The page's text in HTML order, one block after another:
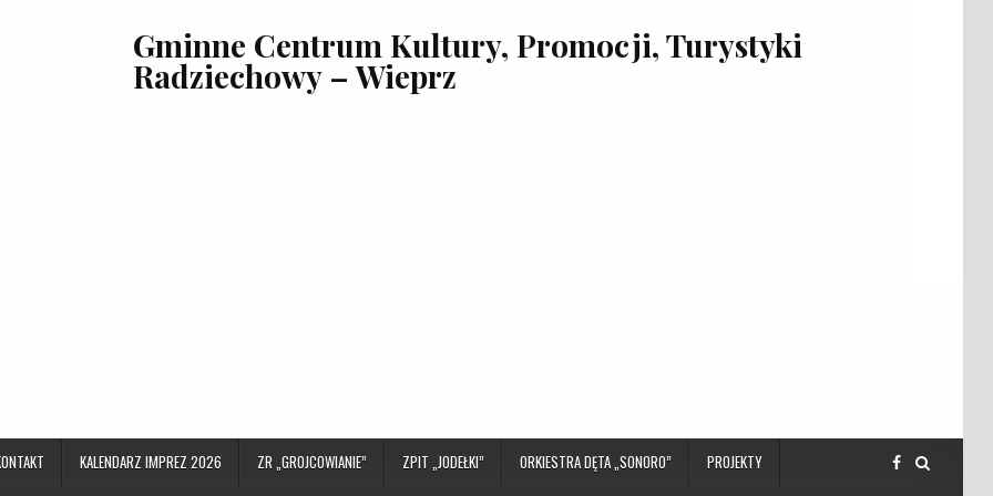
Gminne Centrum Kultury, Promocji, Turystyki
Radziechowy – Wieprz
KALENDARZ IMPREZ 2026 ZR „GROJCOWIANIE” ZPIT „JODEŁKI” ORKIESTRA DĘTA „SONORO” PROJEKTY